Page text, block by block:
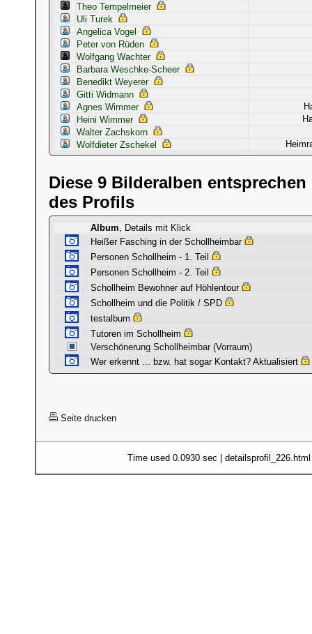
Theo Tempelmeier
Uli Turek
Angelica Vogel
Peter von Rüden
Wolfgang Wachter
Barbara Weschke-Scheer
Benedikt Weyerer
Gitti Widmann
Agnes Wimmer
Heini Wimmer
Walter Zachskorn
Wolfdieter Zschekel
Diese 9 Bilderalben
des Profils
Album, Details mit Klick
Heißer Fasching in der Schollheimbar
Personen Schollheim - 1. Teil
Personen Schollheim - 2. Teil
Schollheim Bewohner auf Höhlentour
Schollheim und die Politik / SPD
testalbum
Tutoren im Schollheim
Verschönerung Schollheimbar (Vorraum)
Wer erkennt ... bzw. hat sogar Kontakt? Aktualisiert
Seite drucken
Time used 0.0930 sec |